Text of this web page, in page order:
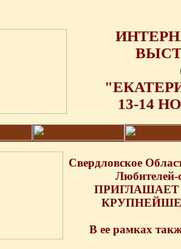
13-14
Свердловское
В ее рамках